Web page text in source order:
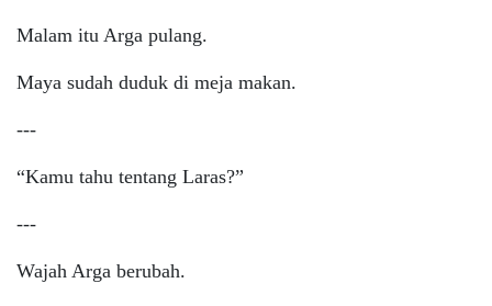
Malam itu Arga pulang.
Maya sudah duduk di meja makan.
---
“Kamu tahu tentang Laras?”
---
Wajah Arga berubah.